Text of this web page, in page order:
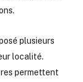
plusieurs
localité.
permettent